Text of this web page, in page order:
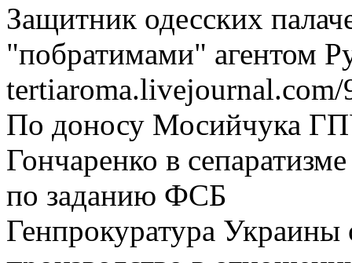
Защитник одесских
"побратимами" агентом
По доносу Мосийчука
Гончаренко в
по заданию ФСБ
Генпрокуратура Украины